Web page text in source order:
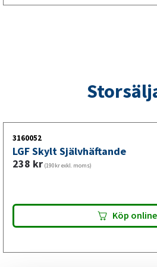
signalering via
sidomarkering och signalering
möten, omkörningar och körning i
3160052
LGF Skylt Självhäftande
238 kr (190kr exkl. moms)
Köp online